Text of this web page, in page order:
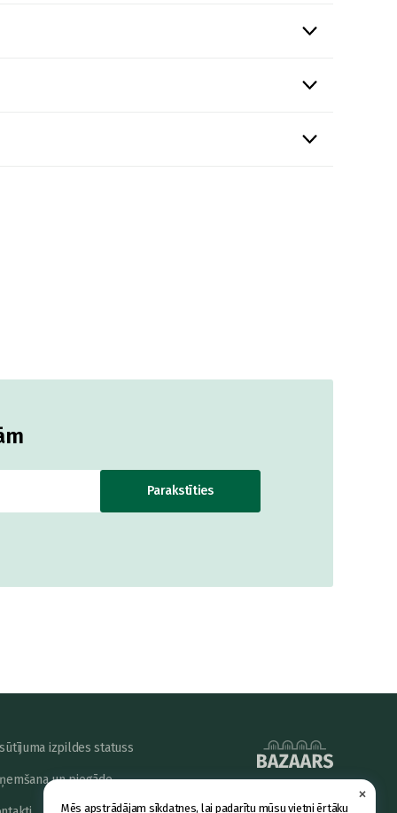
×
Mēs apstrādājam sīkdatnes, lai padarītu mūsu vietni ērtāku
Parakstīties
izpildes statuss
un piegāde